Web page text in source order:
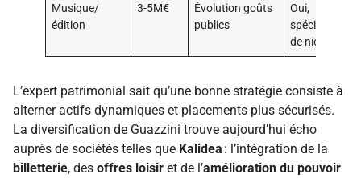
Musique/
édition
3-5M€
Évolution goûts
publics
Oui,
spécialisation
de niche
L’expert patrimonial sait qu’une bonne stratégie consiste à
alterner actifs dynamiques et placements plus sécurisés.
La diversification de Guazzini trouve aujourd’hui écho
auprès de sociétés telles que Kalidea : l’intégration de la
billetterie, des offres loisir et de l’amélioration du pouvoir